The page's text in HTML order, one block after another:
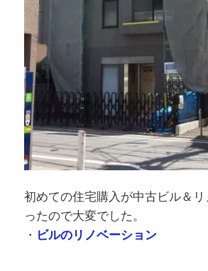
初めての住宅購入が中古ビル＆
ったので大変でした。
・ビルのリノベーション
リノベーションで家を手に
３回）